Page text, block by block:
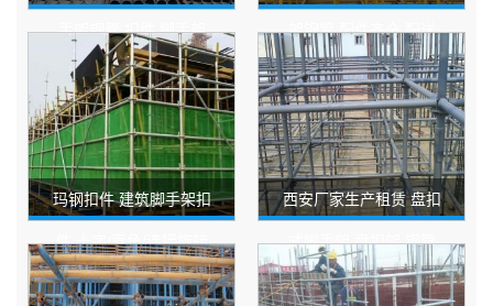
手架钢管 扣件 脚手架
钢管48 工厂直供
架钢管 配件齐全 配送
到厂
玛钢扣件 建筑脚手架扣
件 十字/直角/连接旋转
优惠多多规格齐全
西安厂家生产租赁 盘扣
式脚手架 盘扣架 钢管
扣件快速架桥梁建筑